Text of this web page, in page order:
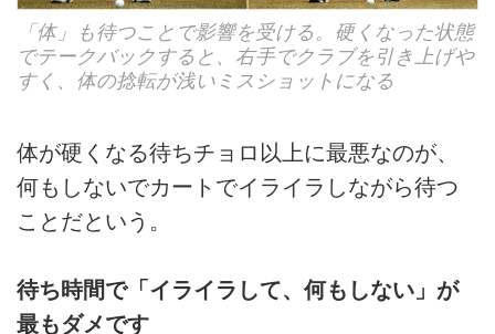
「体」も待つことで影響を受ける。硬くなった状態
でテークバックすると、右手でクラブを引き上げや
すく、体の捻転が浅いミスショットになる
体が硬くなる待ちチョロ以上に最悪なのが、
何もしないでカートでイライラしながら待つ
ことだという。
待ち時間で「イライラして、何もしない」が
最もダメです